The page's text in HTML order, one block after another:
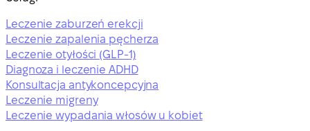
Leczenie zaburzeń erekcji
Leczenie zapalenia pęcherza
Leczenie otyłości (GLP-1)
Diagnoza i leczenie ADHD
Konsultacja antykoncepcyjna
Leczenie migreny
Leczenie wypadania włosów u kobiet